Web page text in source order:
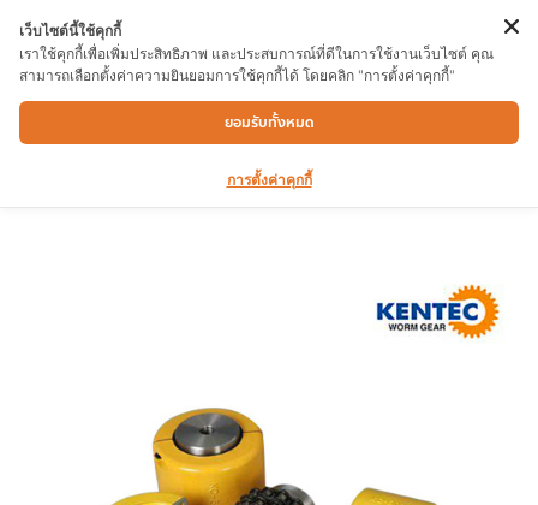
ย่อยโซ่ KENTEC 8022
เว็บไซต์นี้ใช้คุกกี้
เราใช้คุกกี้เพื่อเพิ่มประสิทธิภาพ และประสบการณ์ที่ดีในการใช้งานเว็บไซต์ คุณ
สามารถเลือกตั้งค่าความยินยอมการใช้คุกกี้ได้ โดยคลิก "การตั้งค่าคุกกี้"
ยอมรับทั้งหมด
การตั้งค่าคุกกี้